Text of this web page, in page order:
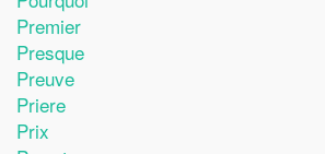
Premier
Presque
Preuve
Priere
Prix